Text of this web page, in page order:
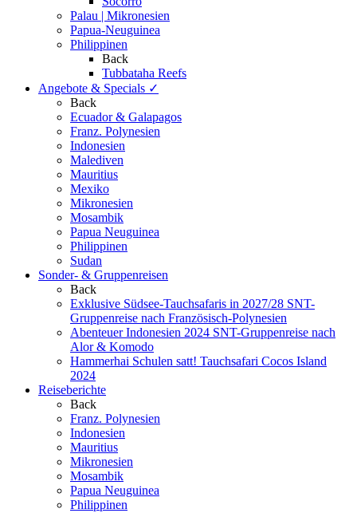
Palau | Mikronesien
Papua-Neuguinea
Philippinen
Back
Tubbataha Reefs
Angebote & Specials ✓
Back
Ecuador & Galapagos
Franz. Polynesien
Indonesien
Malediven
Mauritius
Mexiko
Mikronesien
Mosambik
Papua Neuguinea
Philippinen
Sudan
Sonder- & Gruppenreisen
Back
Exklusive Südsee-Tauchsafaris in 2027/28 SNT-
Gruppenreise nach Französisch-Polynesien
Abenteuer Indonesien 2024 SNT-Gruppenreise nach
Alor & Komodo
Hammerhai Schulen satt! Tauchsafari Cocos Island
2024
Reiseberichte
Back
Franz. Polynesien
Indonesien
Mauritius
Mikronesien
Mosambik
Papua Neuguinea
Philippinen